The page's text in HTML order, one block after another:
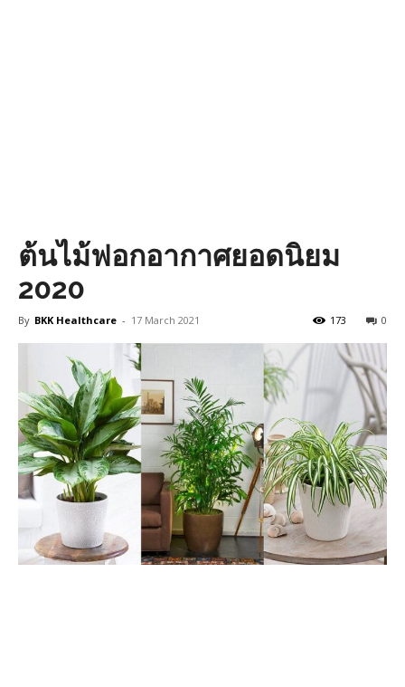
ต้นไม้ฟอกอากาศยอดนิยม
2020
By BKK Healthcare - 17 March 2021 0
173